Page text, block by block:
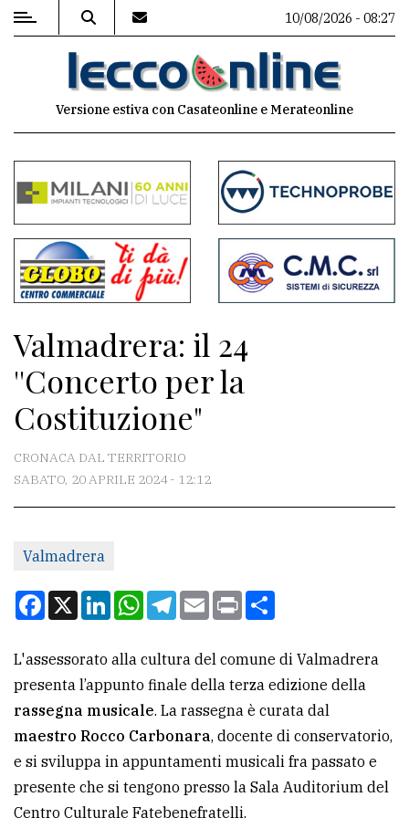
MENU
commenti
Contenuti
del
sito
Meteo
CONTATTI
La
redazione
Per
tua
CERCA
Cerca
per
comune
10/08/2026 - 08:27
Versione estiva con Casateonline e Merateonline
Valmadrera: il 24
''Concerto per la
Costituzione"
CRONACA DAL TERRITORIO
SABATO, 20 APRILE 2024 - 12:12
Valmadrera
Facebook
X LinkedInWhatsApp
Telegram
EmailPrint
L'assessorato alla cultura del comune di Valmadrera
presenta l’appunto finale della terza edizione della
rassegna musicale. La rassegna è curata dal
maestro Rocco Carbonara, docente di conservatorio,
e si sviluppa in appuntamenti musicali fra passato e
presente che si tengono presso la Sala Auditorium del
Centro Culturale Fatebenefratelli.